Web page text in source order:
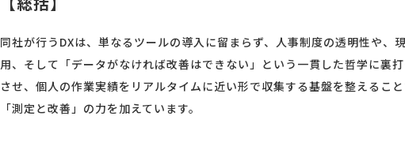
同社が行うDXは、単なるツールの導入に留まらず、人事制度の透明性や
用、そして「データがなければ改善はできない」という一貫した哲学に裏
させ、個人の作業実績をリアルタイムに近い形で収集する基盤を整えるこ
「測定と改善」の力を加えています。